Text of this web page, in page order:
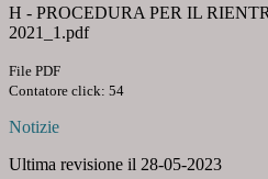
H - PROCEDURA PER IL
2021_1.pdf
File PDF
Contatore click: 54
Notizie
Ultima revisione il 28-05-2023